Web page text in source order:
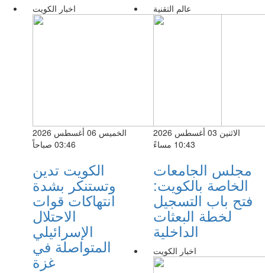
اخبار الكويت
الخميس 06 أغسطس 2026
03:46 صباحاً
الكويت تدين
وتستنكر بشدة
انتهاكات قوات
الاحتلال
الإسرائيلي
المتواصلة في
غزة
عالم التقنية
الاثنين 03 أغسطس 2026
10:43 مساءً
مجلس الجامعات
الخاصة بالكويت:
فتح باب التسجيل
لخطة البعثات
الداخلية
اخبار الكويت